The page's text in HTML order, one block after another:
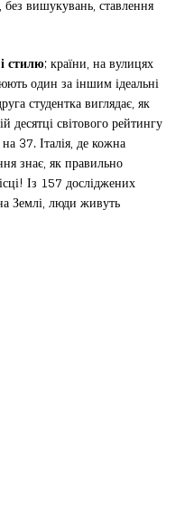
вишукувань, ставлення
стилю; країни, на вулицях
один за іншим ідеальні
студентка виглядає, як
десятці світового рейтингу
на 37. Італія, де кожна
знає, як правильно
Із 157 досліджених
Землі, люди живуть